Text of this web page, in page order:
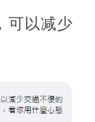
可以减少